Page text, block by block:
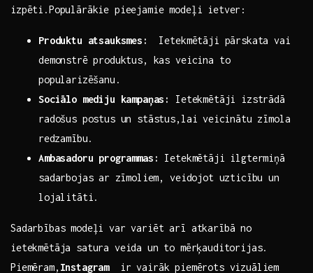
izpēti.Populārākie pieejamie modeļi ietver:
Produktu atsauksmes:
​ Ietekmētāji pārskata⁤ vai
demonstrē produktus, kas veicina to
popularizēšanu.
Sociālo ​mediju kampaņas:
Ietekmētāji izstrādā
radošus postus un stāstus,lai ⁤veicinātu zīmola
⁢redzamību.
Ambasadoru programmas:
Ietekmētāji ilgtermiņā⁢
sadarbojas⁤ ar zīmoliem, veidojot uzticību un
lojalitāti.
Sadarbības modeļi var variēt‍ arī atkarībā no
ietekmētāja satura veida ⁢un to mērķauditorijas.⁤
Piemēram, Instagram​ ir vairāk piemērots vizuāliem